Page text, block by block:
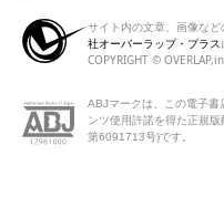
サイト内の文章、画像など
社オーバーラップ・プラス
COPYRIGHT ©
ABJマークは、この電子書
ンツ使用許諾を得た正規
第6091713号)です。